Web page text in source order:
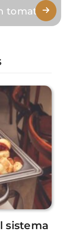
tomate
sistema